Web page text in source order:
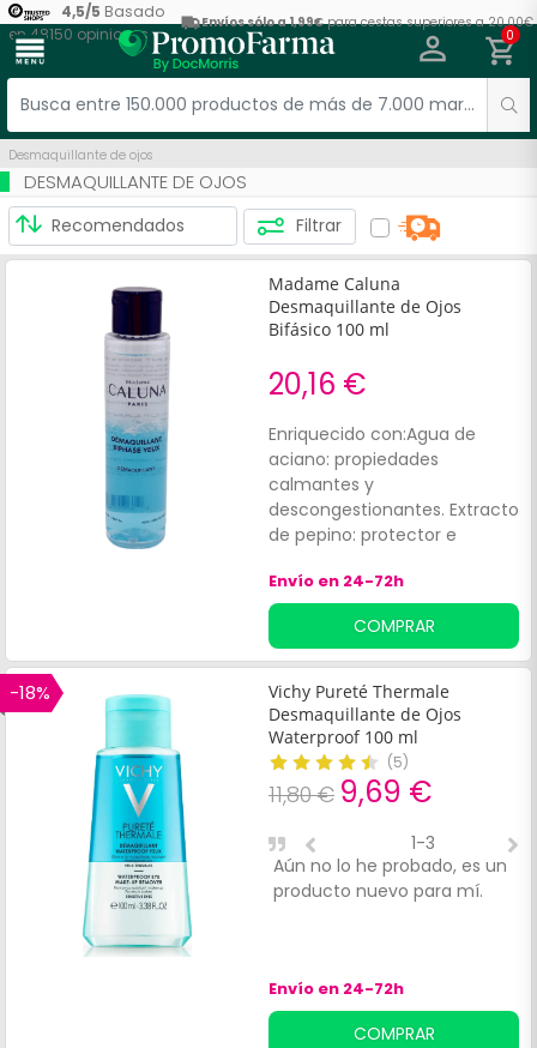
4,5/5 Basado
en48150 opiniones
Envíos sólo a 1,99€para cestas superiores a 20,00€
menu 0
Desmaquillante de ojos
DESMAQUILLANTE DE OJOS
Filtrar
Madame Caluna
Desmaquillante de Ojos
Bifásico 100 ml
20,16 €
Enriquecido con:Agua de
aciano: propiedades
calmantes y
descongestionantes. Extracto
de pepino: protector e
Envío en 24-72h
COMPRAR
-18%
Vichy Pureté Thermale
Desmaquillante de Ojos
Waterproof 100 ml
(5)
11,80 € 9,69 €
Aún no lo he probado, es un
producto nuevo para mí.
1-3
Envío en 24-72h
COMPRAR